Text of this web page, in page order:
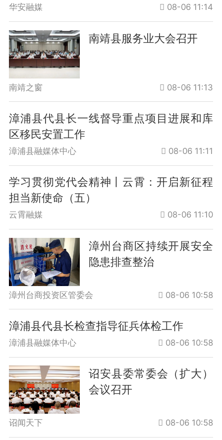
华安融媒 08-06 11:14
南靖县服务业大会召开
南靖之窗 08-06 11:13
漳浦县代县长一线督导重点项目进展和库
区移民安置工作
漳浦县融媒体中心 08-06 11:11
学习贯彻党代会精神丨云霄：开启新征程
担当新使命（五）
云霄融媒 08-06 11:10
漳州台商区持续开展安全
隐患排查整治
漳州台商投资区管委会 08-06 10:58
漳浦县代县长检查指导征兵体检工作
漳浦县融媒体中心 08-06 10:58
诏安县委常委会（扩大）
会议召开
诏闻天下 08-06 10:58